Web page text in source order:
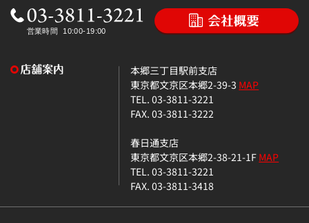
本郷三丁目駅前支店
東京都文京区本郷2-39-3 MAP
TEL. 03-3811-3221
FAX. 03-3811-3222
春日通支店
東京都文京区本郷2-38-21-1FMAP
TEL. 03-3811-3221
FAX. 03-3811-3418